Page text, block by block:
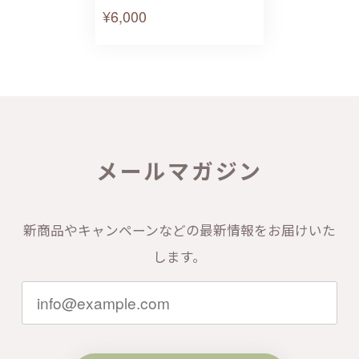
¥6,000
メールマガジン
新商品やキャンペーンなどの最新情報をお届けいた
します。